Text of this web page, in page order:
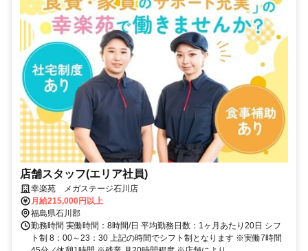
店舗スタッフ(エリア社員)
幸楽苑 メガステージ石川店
月給215,000円以上
福島県石川郡
勤務時間 実働時間：8時間/日 平均勤務日数：1ヶ月あたり20日 シフ
ト制 8：00～23：30 上記の時間でシフト制となります ※実働7時間